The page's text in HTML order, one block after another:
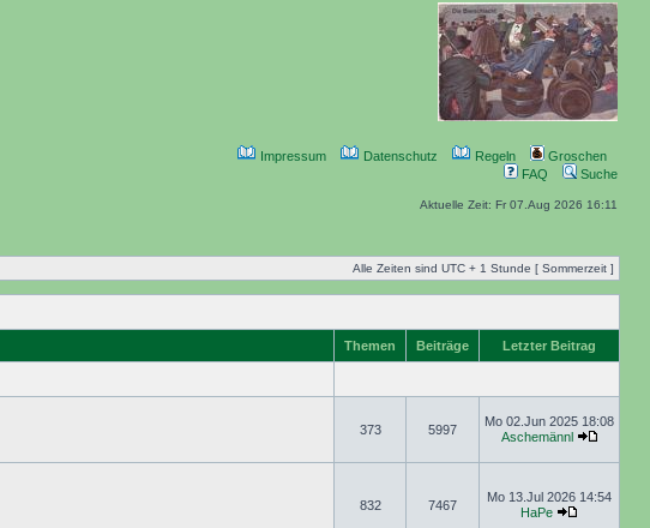
Impressum Datenschutz Regeln
Groschen
FAQ
Suche
Aktuelle Zeit: Fr 07.Aug 2026 16:11
Alle Zeiten sind UTC + 1 Stunde [ Sommerzeit ]
Themen Beiträge Letzter Beitrag
373 5997
Mo 02.Jun 2025 18:08
Aschemännl
832 7467
Mo 13.Jul 2026 14:54
HaPe